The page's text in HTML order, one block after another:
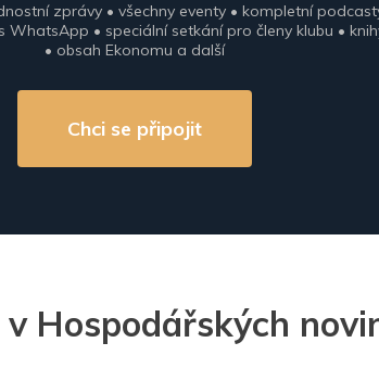
zprávy • všechny eventy • kompletní
WhatsApp • speciální setkání pro členy klubu •
• obsah Ekonomu a další
Chci se připojit
Hospodářských